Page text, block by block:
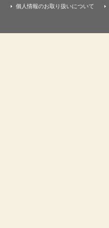
個人情報のお取り扱いについて